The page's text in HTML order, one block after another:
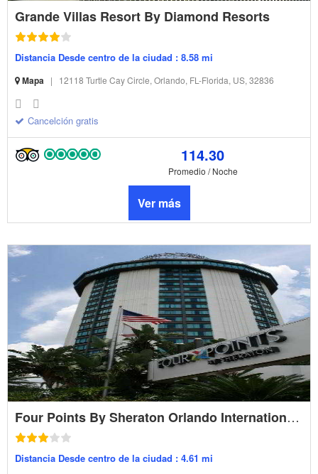
Grande Villas Resort By Diamond Resorts
Distancia Desde centro de la ciudad : 8.58 mi
Mapa | 12118 Turtle Cay Circle, Orlando, FL-Florida, US, 32836
Cancelción gratis
114.30
Promedio / Noche
Ver más
Four Points By Sheraton Orlando International Drive
Distancia Desde centro de la ciudad : 4.61 mi